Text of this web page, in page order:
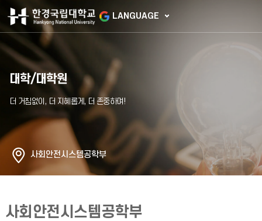
LANGUAGE
대학/대학원
사회안전시스템공학부
사회안전시스템공학부